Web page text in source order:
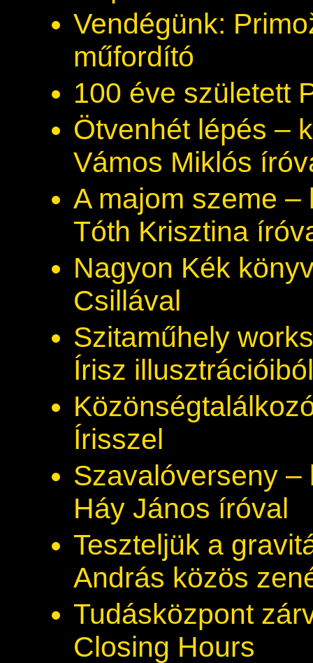
Vendégünk:
műfordító
100 éve született
Ötvenhét lépés –
Vámos Miklós
A majom szeme
Tóth Krisztina
Nagyon Kék
Csillával
Szitaműhely
Írisz illusztrációiból
Írisszel
Szavalóverseny
Háy János íróval
Teszteljük a
András közös
Tudásközpont
Closing Hours